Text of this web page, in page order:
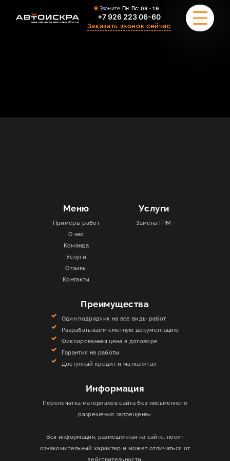
Звоните Пн-Вс: 09 - 19
+7 926 223 06-60
Заказать звонок сейчас
КОНТАКТЫМеню
Примеры работ
О нас
Команда
Услуги
Отзывы
Контакты
Услуги
Замена ГРМ
Преимущества
Один подрядчик на все виды работ
Разрабатываем сметную документацию
Фиксированная цена в договоре
Гарантия на работы
Доступный кредит и маткапитал
Информация
Перепечатка материалов сайта без письменного
разрешения запрещена»
Вся информация, размещённая на сайте, носит
ознакомительный характер и может отличаться от
действительности.